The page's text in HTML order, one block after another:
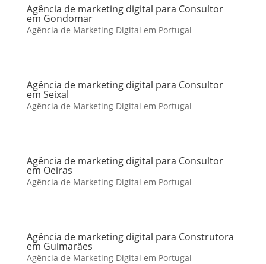
Agência de marketing digital para Consultor
em Gondomar
Agência de Marketing Digital em Portugal
Agência de marketing digital para Consultor
em Seixal
Agência de Marketing Digital em Portugal
Agência de marketing digital para Consultor
em Oeiras
Agência de Marketing Digital em Portugal
Agência de marketing digital para Construtora
em Guimarães
Agência de Marketing Digital em Portugal